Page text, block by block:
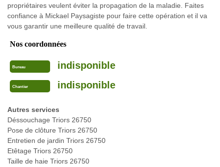
propriétaires veulent éviter la propagation de la maladie. Faites
confiance à Mickael Paysagiste pour faire cette opération et il va
vous garantir une meilleure qualité de travail.
Nos coordonnées
Bureau indisponible
Chantier indisponible
Autres services
Déssouchage Triors 26750
Pose de clôture Triors 26750
Entretien de jardin Triors 26750
Etêtage Triors 26750
Taille de haie Triors 26750